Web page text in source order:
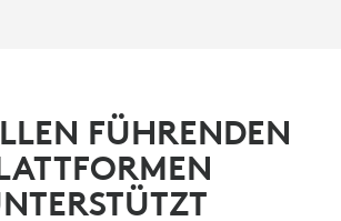
FÜHRENDEN